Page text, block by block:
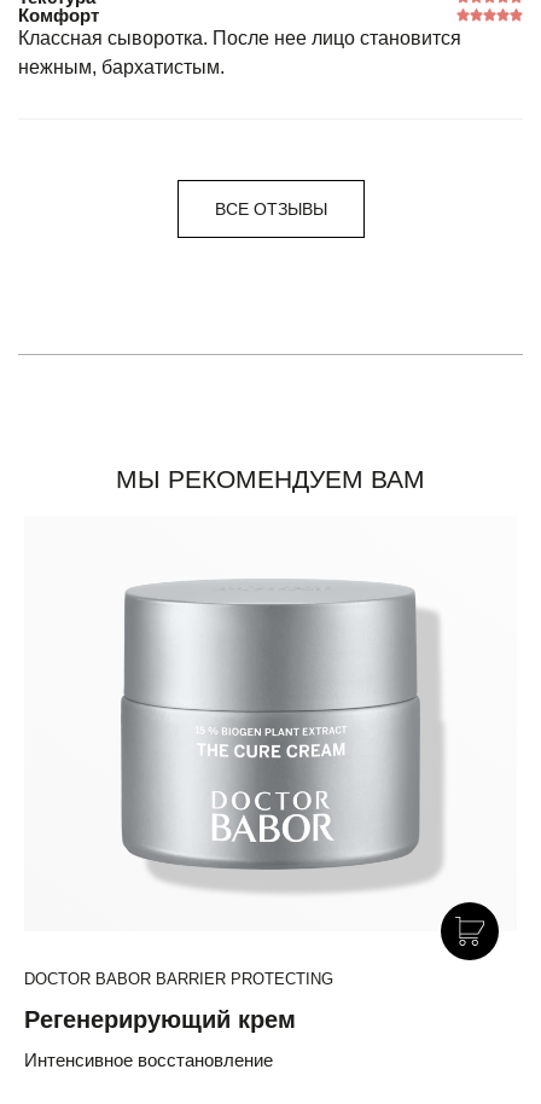
Комфорт
Классная сыворотка. После нее лицо становится
нежным, бархатистым.
ВСЕ ОТЗЫВЫ
МЫ РЕКОМЕНДУЕМ ВАМ
DOCTOR BABOR BARRIER PROTECTING
Регенерирующий крем
Интенсивное восстановление